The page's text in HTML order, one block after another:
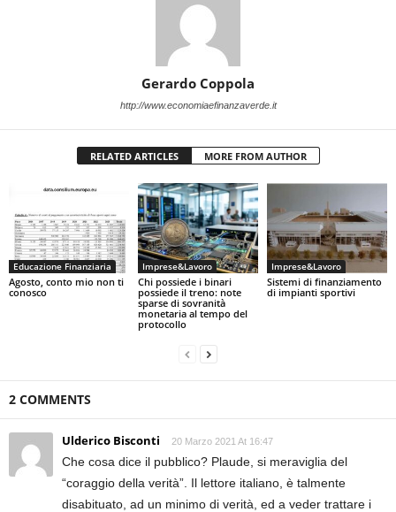
Gerardo Coppola
http://www.economiaefinanzaverde.it
RELATED ARTICLES MORE FROM AUTHOR
Educazione Finanziaria
Agosto, conto mio non ti
conosco
Imprese&Lavoro
Chi possiede i binari
possiede il treno: note
sparse di sovranità
monetaria al tempo del
protocollo
Imprese&Lavoro
Sistemi di finanziamento
di impianti sportivi
2 COMMENTS
Ulderico Bisconti 20 Marzo 2021 At 16:47
Che cosa dice il pubblico? Plaude, si meraviglia del
“coraggio della verità”. Il lettore italiano, è talmente
disabituato, ad un minimo di verità, ed a veder trattare i